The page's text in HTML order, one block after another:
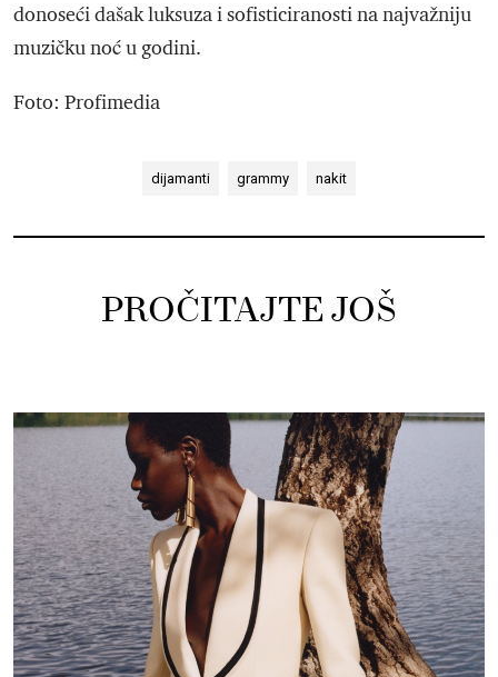
donoseći dašak luksuza i sofisticiranosti na najvažniju
muzičku noć u godini.
Foto: Profimedia
dijamanti grammy nakit
PROČITAJTE JOŠ